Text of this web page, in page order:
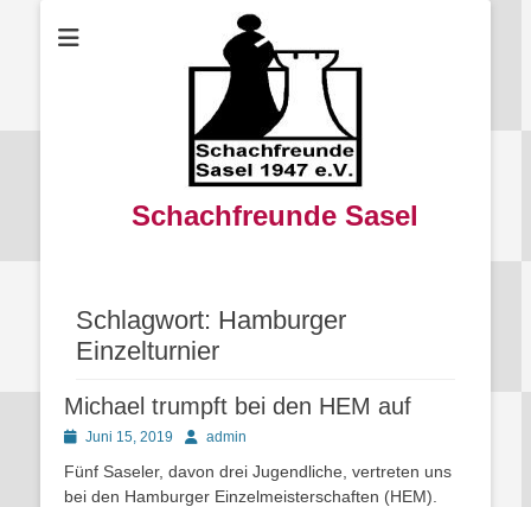
Schachfreunde Sasel
Schlagwort: Hamburger
Einzelturnier
Michael trumpft bei den HEM auf
PostedJuni 15, 2019 Autoradmin
Fünf Saseler, davon drei Jugendliche, vertreten uns
bei den Hamburger Einzelmeisterschaften (HEM).